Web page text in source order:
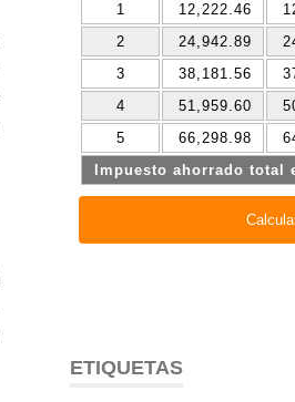
ETIQUETAS